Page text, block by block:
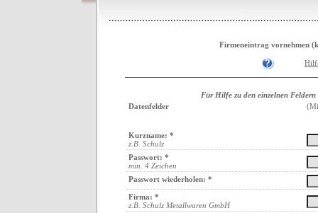
Firmeneintrag vornehmen
Für Hilfe zu den einzelnen
Datenfelder
Kurzname: *
z.B. Schulz
Passwort: *
min. 4 Zeichen
Passwort wiederholen: *
Firma: *
z.B. Schulz Metallwaren GmbH